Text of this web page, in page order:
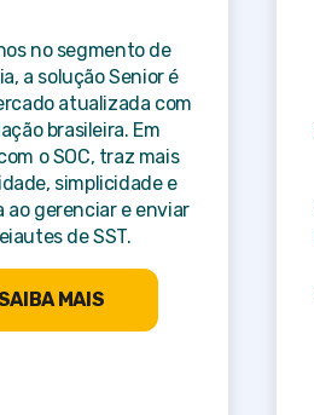
no segmento de
a solução Senior é
atualizada com
brasileira. Em
o SOC, traz mais
simplicidade e
ao gerenciar e enviar
de SST.
MAIS